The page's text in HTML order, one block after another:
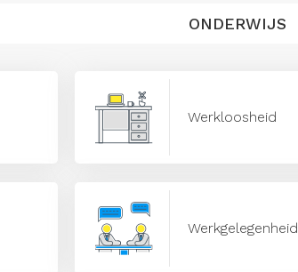
ONDERWIJS
Werkloosheid
Werkgelegenheid